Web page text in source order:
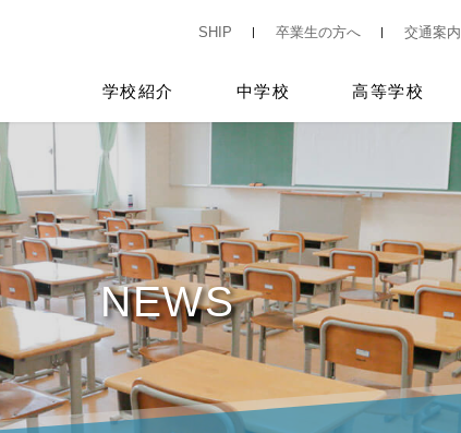
SHIP 卒業生の方へ 交通案内
学校紹介 中学校 高等学校
NEWS